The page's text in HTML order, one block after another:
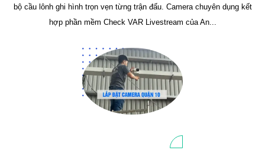
bộ cầu lônh ghi hình trọn vẹn từng trận đấu. Camera chuyên dụng kết
hợp phần mềm Check VAR Livestream của An...